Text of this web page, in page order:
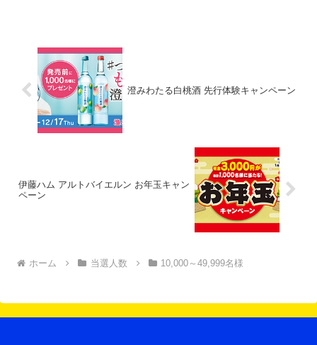
澄みわたる白桃酒 先行体験キャンペーン
伊藤ハム アルトバイエルン お年玉キャン
ペーン
ホーム 当選人数 10,000～49,999名様